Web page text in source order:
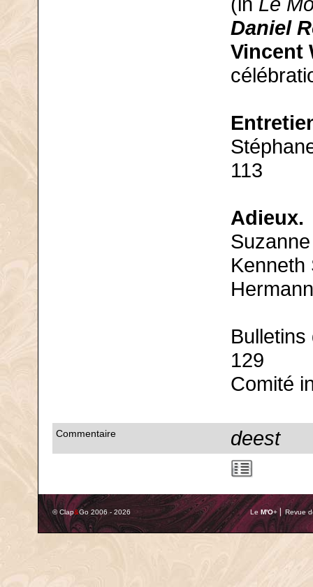
Daniel
Vincent
113
Adieux.
Kenneth
129
Comité
Commentaire deest
© Clap&Go 2006 - 2026 Le M'O+ ⎢ Revue